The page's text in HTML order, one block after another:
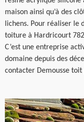
maison ainsi qu’à des
lichens. Pour réaliser le
toiture à Hardricourt
C’est une entreprise
domaine depuis des
contacter Demousse